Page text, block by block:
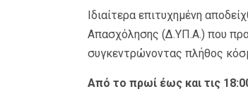
Ιδιαίτερα επιτυχημένη
Απασχόλησης (Δ.ΥΠ.Α.) που
συγκεντρώνοντας πλήθος
Από το πρωί έως και τις